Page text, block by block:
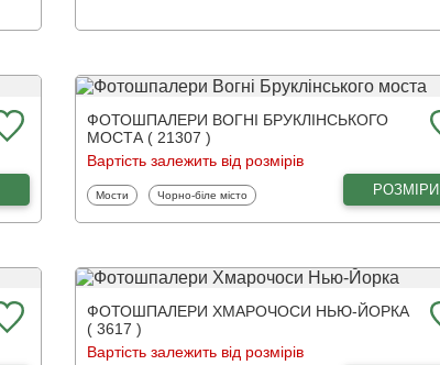
ФОТОШПАЛЕРИ ВОГНІ БРУКЛІНСЬКОГО
МОСТА ( 21307 )
Вартість залежить від розмірів
Фотошпалери
Мости Фотошпалери
Чорно-біле місто РОЗМІРИ
ФОТОШПАЛЕРИ ХМАРОЧОСИ НЬЮ-ЙОРКА
( 3617 )
Вартість залежить від розмірів